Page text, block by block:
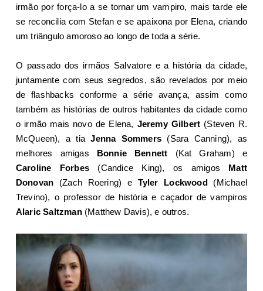
irmão por força-lo a se tornar um vampiro, mais tarde ele
se reconcilia com Stefan e se apaixona por Elena, criando
um triângulo amoroso ao longo de toda a série.
O passado dos irmãos Salvatore e a história da cidade,
juntamente com seus segredos, são revelados por meio
de flashbacks conforme a série avança, assim como
também as histórias de outros habitantes da cidade como
o irmão mais novo de Elena, Jeremy Gilbert (Steven R.
McQueen), a tiaJenna Sommers (Sara Canning), as
melhores amigas Bonnie Bennett (Kat Graham) e
Caroline Forbes (Candice King), os amigos Matt
Donovan (Zach Roering) e Tyler Lockwood(Michael
Trevino), o professor de história e caçador de vampiros
Alaric Saltzman(Matthew Davis), e outros.